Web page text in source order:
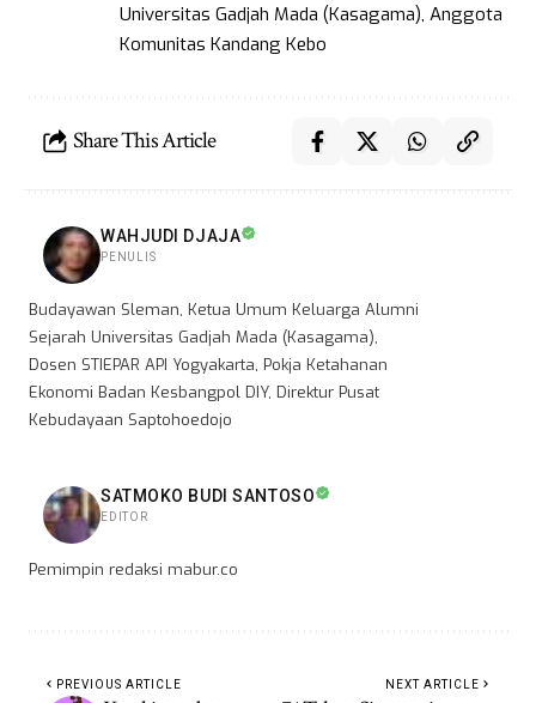
Universitas Gadjah Mada (Kasagama), Anggota
Komunitas Kandang Kebo
Share This Article
WAHJUDI DJAJA
PENULIS
Budayawan Sleman, Ketua Umum Keluarga Alumni
Sejarah Universitas Gadjah Mada (Kasagama),
Dosen STIEPAR API Yogyakarta, Pokja Ketahanan
Ekonomi Badan Kesbangpol DIY, Direktur Pusat
Kebudayaan Saptohoedojo
SATMOKO BUDI SANTOSO
EDITOR
Pemimpin redaksi mabur.co
PREVIOUS ARTICLE NEXT ARTICLE